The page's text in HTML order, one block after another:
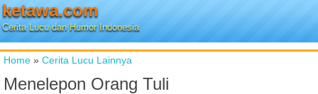
ketawa.com
Cerita Lucu dan Humor Indonesia
Home » Cerita Lucu Lainnya
Menelepon Orang Tuli